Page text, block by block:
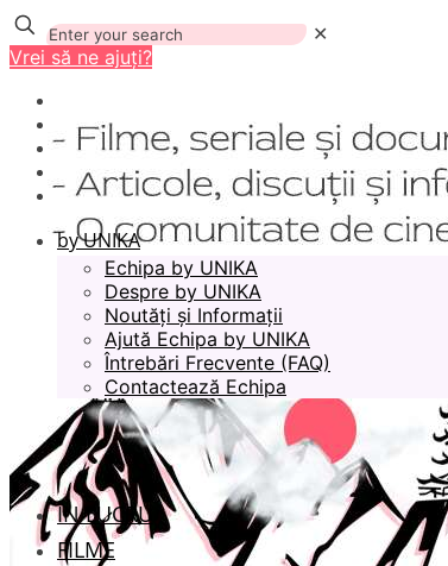
✕
Vrei să ne ajuți?
by UNIKA
Echipa by UNIKA
Despre by UNIKA
Noutăți și Informații
Ajută Echipa by UNIKA
Întrebări Frecvente (FAQ)
Contactează Echipa
ÎN LUCRU
FILME